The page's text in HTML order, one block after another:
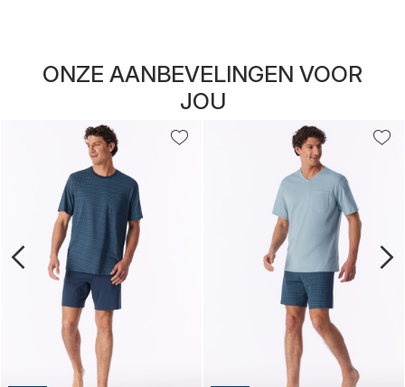
ONZE AANBEVELINGEN VOOR
JOU